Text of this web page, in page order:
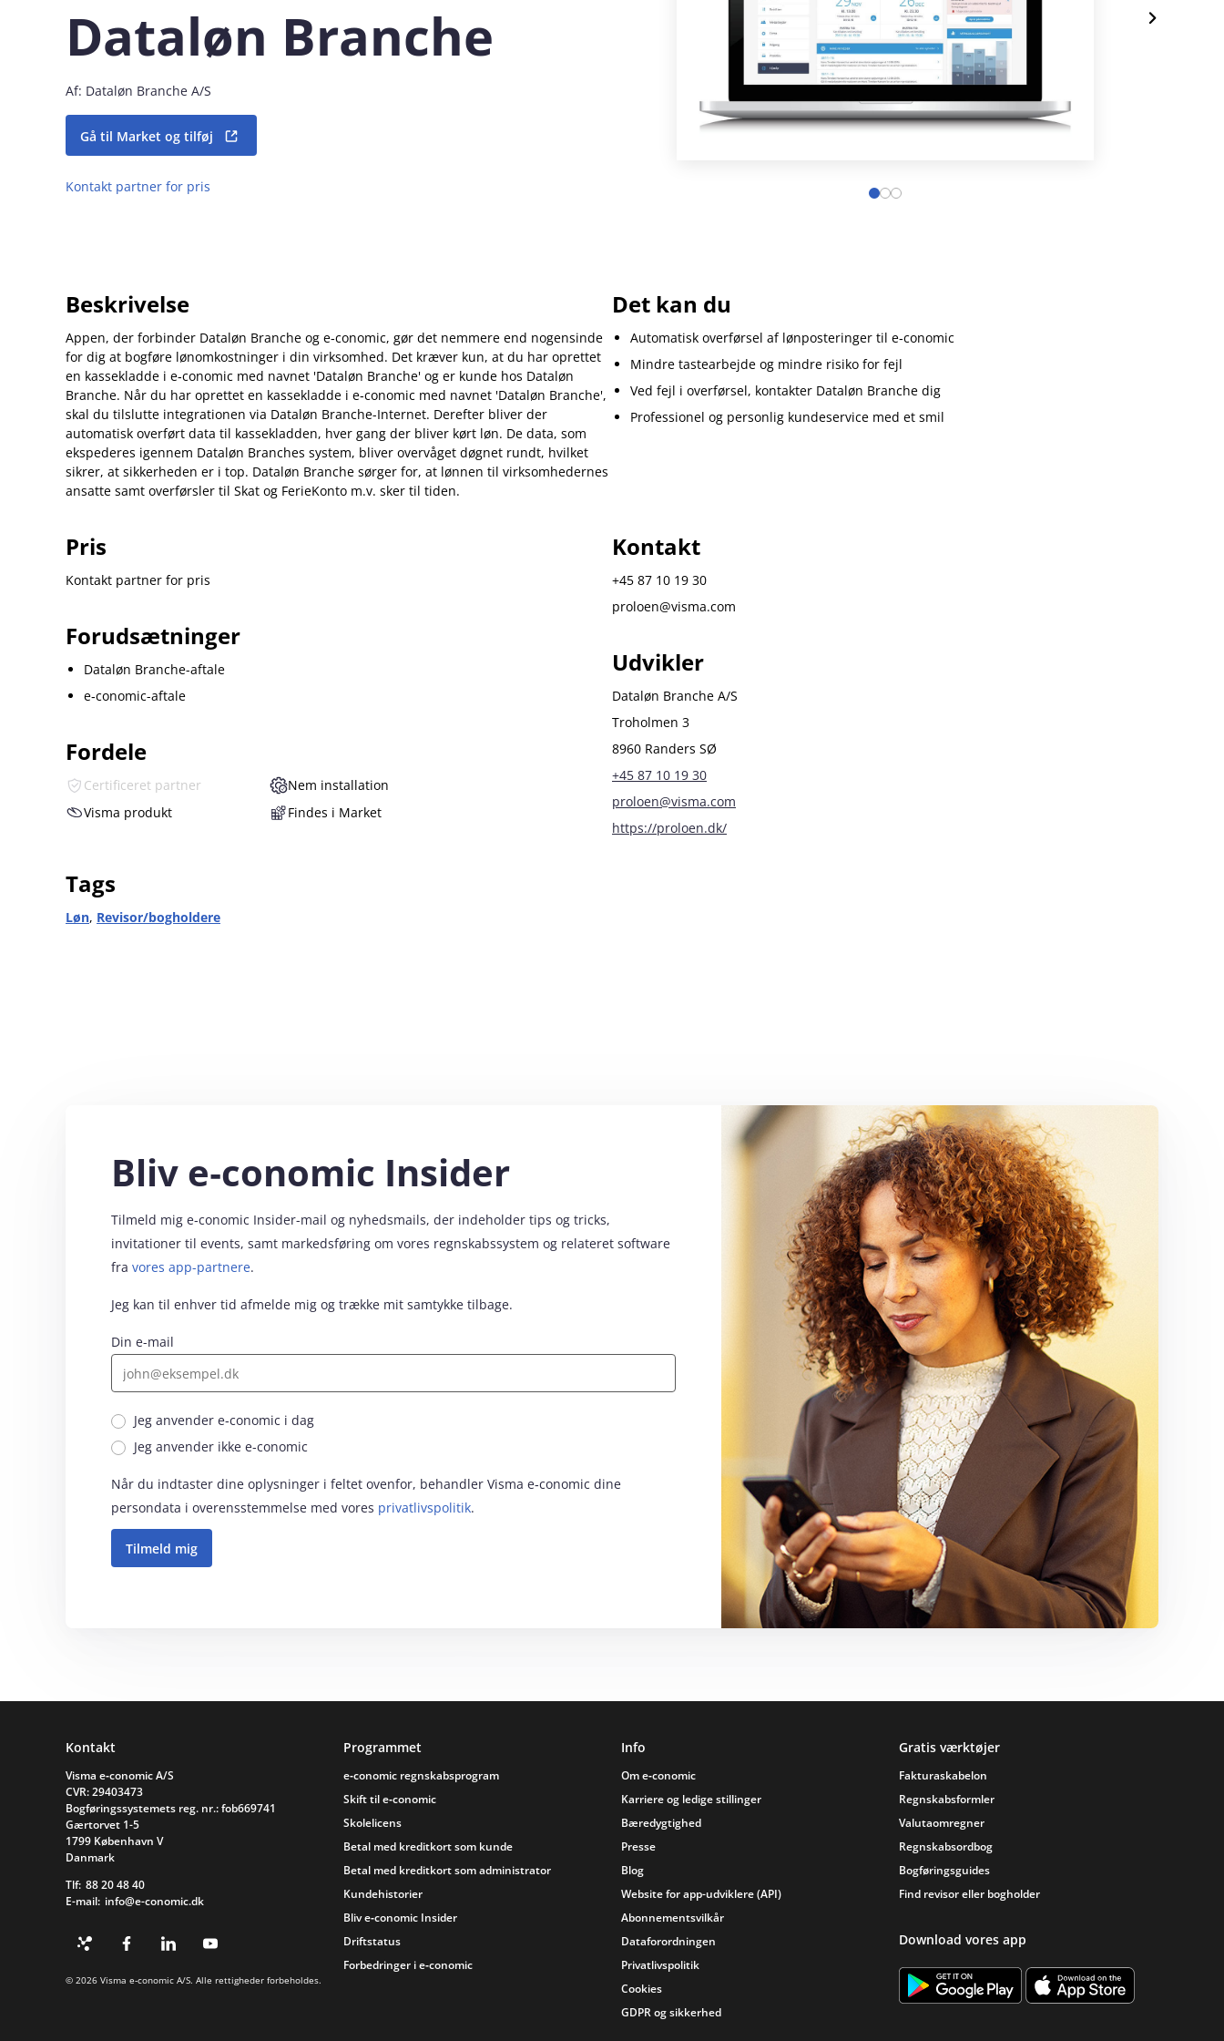
Dataløn Branche
Af: Dataløn Branche A/S
Gå til Market og tilføj
Kontakt partner for pris
Beskrivelse
Appen, der forbinder Dataløn Branche og e‑conomic, gør det nemmere end nogensinde
for dig at bogføre lønomkostninger i din virksomhed. Det kræver kun, at du har oprettet
en kassekladde i e‑conomic med navnet 'Dataløn Branche' og er kunde hos Dataløn
Branche. Når du har oprettet en kassekladde i e‑conomic med navnet 'Dataløn Branche',
skal du tilslutte integrationen via Dataløn Branche-Internet. Derefter bliver der
automatisk overført data til kassekladden, hver gang der bliver kørt løn. De data, som
ekspederes igennem Dataløn Branches system, bliver overvåget døgnet rundt, hvilket
sikrer, at sikkerheden er i top. Dataløn Branche sørger for, at lønnen til virksomhedernes
ansatte samt overførsler til Skat og FerieKonto m.v. sker til tiden.
Det kan du
Automatisk overførsel af lønposteringer til e‑conomic
Mindre tastearbejde og mindre risiko for fejl
Ved fejl i overførsel, kontakter Dataløn Branche dig
Professionel og personlig kundeservice med et smil
Pris
Kontakt partner for pris
Forudsætninger
Dataløn Branche-aftale
e‑conomic-aftale
Fordele
Certificeret partner
Nem installation
Visma produkt
Findes i Market
Kontakt
+45 87 10 19 30
proloen@visma.com
Udvikler
Dataløn Branche A/S
Troholmen 3
8960 Randers SØ
+45 87 10 19 30
proloen@visma.com
https://proloen.dk/
Tags
Løn, Revisor/bogholdere
Bliv e‑conomic Insider
Tilmeld mig e‑conomic Insider-mail og nyhedsmails, der indeholder tips og tricks,
invitationer til events, samt markedsføring om vores regnskabssystem og relateret software
fra vores app-partnere.
Jeg kan til enhver tid afmelde mig og trække mit samtykke tilbage.
Din e-mail
Jeg anvender e‑conomic i dag
Jeg anvender ikke e‑conomic
Når du indtaster dine oplysninger i feltet ovenfor, behandler Visma e‑conomic dine
persondata i overensstemmelse med vores privatlivspolitik.
Sidefod
Kontakt
Visma e‑conomic A/S
CVR: 29403473
Bogføringssystemets reg. nr.: fob669741
Gærtorvet 1-5
1799 København V
Danmark
Tlf: 88 20 48 40
E-mail: info@e-conomic.dk
© 2026 Visma e‑conomic A/S. Alle rettigheder forbeholdes.
Programmet
e‑conomic regnskabsprogram
Skift til e‑conomic
Skolelicens
Betal med kreditkort som kunde
Betal med kreditkort som administrator
Kundehistorier
Bliv e‑conomic Insider
Driftstatus
Forbedringer i e‑conomic
Info
Om e‑conomic
Karriere og ledige stillinger
Bæredygtighed
Presse
Blog
Website for app-udviklere (API)
Abonnementsvilkår
Dataforordningen
Privatlivspolitik
Cookies
GDPR og sikkerhed
Gratis værktøjer
Fakturaskabelon
Regnskabsformler
Valutaomregner
Regnskabsordbog
Bogføringsguides
Find revisor eller bogholder
Download vores app